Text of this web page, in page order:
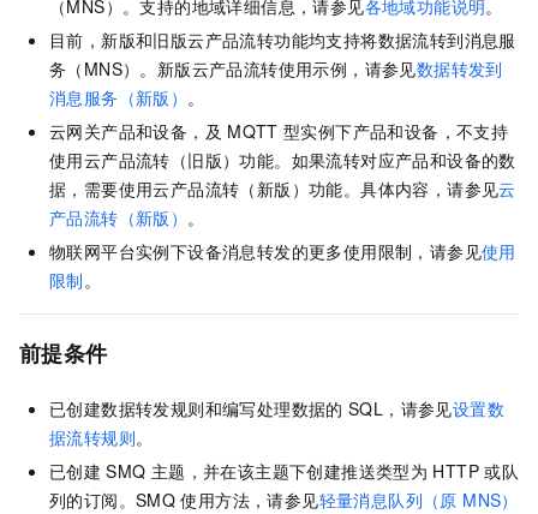
（MNS）。支持的地域详细信息，请参见各地域功能说明。
目前，新版和旧版云产品流转功能均支持将数据流转到消息服
务（MNS）。新版云产品流转使用示例，请参见数据转发到
消息服务（新版） 。
云网关产品和设备，及 MQTT 型实例下产品和设备，不支持
使用云产品流转（旧版）功能。如果流转对应产品和设备的数
据，需要使用云产品流转（新版）功能。具体内容，请参见云
产品流转（新版） 。
物联网平台实例下设备消息转发的更多使用限制，请参见使用
限制。
前提条件
已创建数据转发规则和编写处理数据的 SQL，请参见设置数
据流转规则。
已创建 SMQ 主题，并在该主题下创建推送类型为 HTTP 或队
列的订阅。 SMQ 使用方法，请参见轻量消息队列（原 MNS）